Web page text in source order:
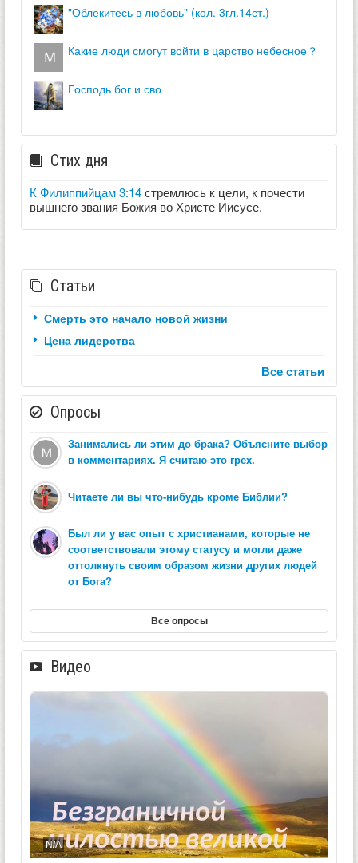
"облекитесь в любовь" (кол. 3гл.14ст.)
какие люди смогут войти в царство небесное？
господь бог и сво
Стих дня
К Филиппийцам 3:14стремлюсь к цели, к почести
вышнего звания Божия во Христе Иисусе.
Статьи
Смерть это начало новой жизни
Цена лидерства
Все статьи
Опросы
Занимались ли этим до брака? Объясните выбор
в комментариях. Я считаю это грех.
Читаете ли вы что-нибудь кроме Библии?
Был ли у вас опыт с христианами, которые не
соответствовали этому статусу и могли даже
оттолкнуть своим образом жизни других людей
от Бога?
Все опросы
Видео
N/A